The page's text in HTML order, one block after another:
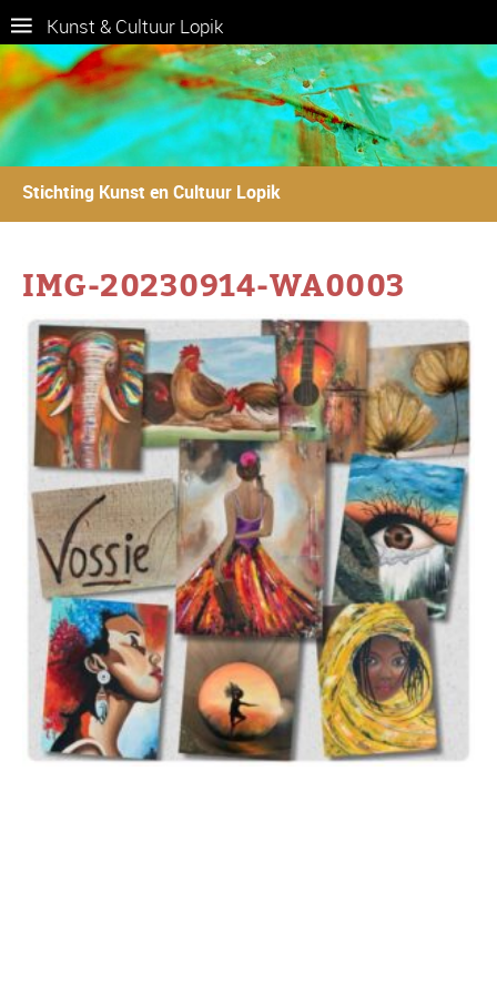
Kunst & Cultuur Lopik
Stichting Kunst en Cultuur Lopik
IMG-20230914-WA0003